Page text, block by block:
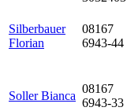
Silberbauer
Florian
08167
6943-44
Soller Bianca
08167
6943-33